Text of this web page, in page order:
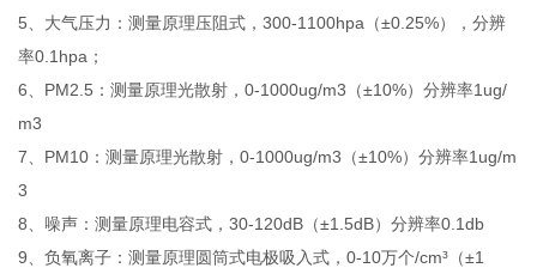
5、大气压力：测量原理压阻式，300-1100hpa（±0.25%），分辨
率0.1hpa；
6、PM2.5：测量原理光散射，0-1000ug/m3（±10%）分辨率1ug/
m3
7、PM10：测量原理光散射，0-1000ug/m3（±10%）分辨率1ug/m
3
8、噪声：测量原理电容式，30-120dB（±1.5dB）分辨率0.1db
9、负氧离子：测量原理圆筒式电极吸入式，0-10万个/cm³（±1